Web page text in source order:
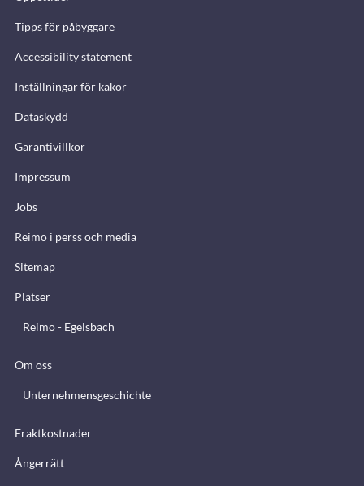
Tipps för påbyggare
Accessibility statement
Inställningar för kakor
Dataskydd
Garantivillkor
Impressum
Jobs
Reimo i perss och media
Sitemap
Platser
Reimo - Egelsbach
Om oss
Unternehmensgeschichte
Fraktkostnader
Ångerrätt